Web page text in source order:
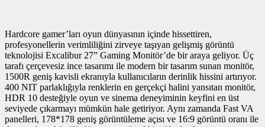
Hardcore gamer’ları oyun dünyasının içinde hissettiren,
profesyonellerin verimliliğini zirveye taşıyan gelişmiş görüntü
teknolojisi Excalibur 27” Gaming Monitör’de bir araya geliyor. Üç
tarafı çerçevesiz ince tasarımı ile modern bir tasarım sunan monitör,
1500R geniş kavisli ekranıyla kullanıcıların derinlik hissini artırıyor.
400 NIT parlaklığıyla renklerin en gerçekçi halini yansıtan monitör,
HDR 10 desteğiyle oyun ve sinema deneyiminin keyfini en üst
seviyede çıkarmayı mümkün hale getiriyor. Aynı zamanda Fast VA
panelleri, 178*178 geniş görüntüleme açısı ve 16:9 görüntü oranı ile